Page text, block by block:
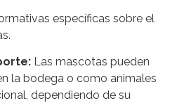
específicas sobre el
Las mascotas pueden
la bodega o como animales
dependiendo de su